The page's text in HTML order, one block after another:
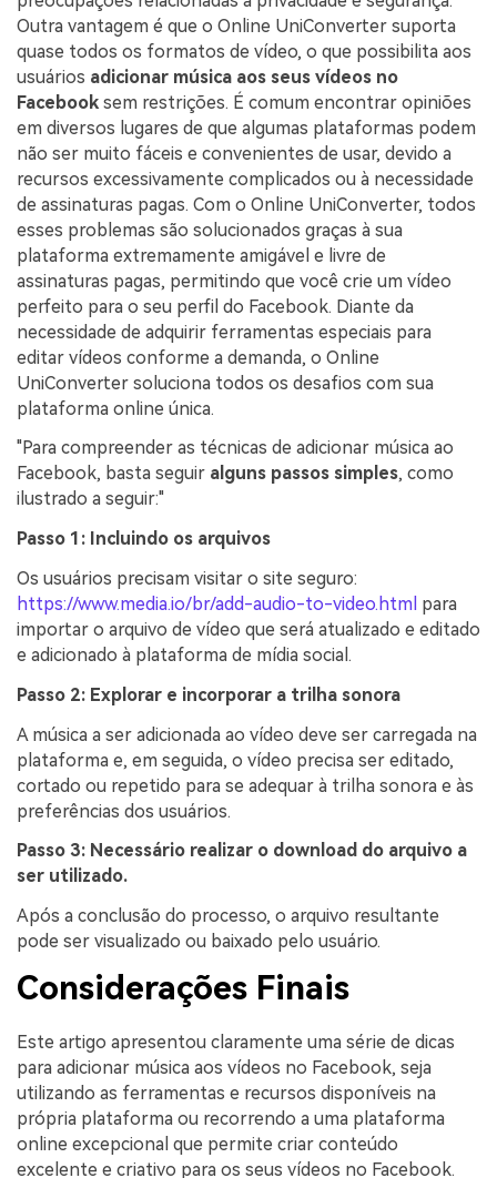
Outra vantagem é que o Online UniConverter suporta
quase todos os formatos de vídeo, o que possibilita aos
usuários adicionar música aos seus vídeos no
Facebook sem restrições. É comum encontrar opiniões
em diversos lugares de que algumas plataformas podem
não ser muito fáceis e convenientes de usar, devido a
recursos excessivamente complicados ou à necessidade
de assinaturas pagas. Com o Online UniConverter, todos
esses problemas são solucionados graças à sua
plataforma extremamente amigável e livre de
assinaturas pagas, permitindo que você crie um vídeo
perfeito para o seu perfil do Facebook. Diante da
necessidade de adquirir ferramentas especiais para
editar vídeos conforme a demanda, o Online
UniConverter soluciona todos os desafios com sua
plataforma online única.
"Para compreender as técnicas de adicionar música ao
Facebook, basta seguir alguns passos simples, como
ilustrado a seguir:"
Passo 1: Incluindo os arquivos
Os usuários precisam visitar o site seguro:
https://www.media.io/br/add-audio-to-video.html para
importar o arquivo de vídeo que será atualizado e editado
e adicionado à plataforma de mídia social.
Passo 2: Explorar e incorporar a trilha sonora
A música a ser adicionada ao vídeo deve ser carregada na
plataforma e, em seguida, o vídeo precisa ser editado,
cortado ou repetido para se adequar à trilha sonora e às
preferências dos usuários.
Passo 3: Necessário realizar o download do arquivo a
ser utilizado.
Após a conclusão do processo, o arquivo resultante
pode ser visualizado ou baixado pelo usuário.
Considerações Finais
Este artigo apresentou claramente uma série de dicas
para adicionar música aos vídeos no Facebook, seja
utilizando as ferramentas e recursos disponíveis na
própria plataforma ou recorrendo a uma plataforma
online excepcional que permite criar conteúdo
excelente e criativo para os seus vídeos no Facebook.